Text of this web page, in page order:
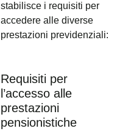
stabilisce i requisiti per
accedere alle diverse
prestazioni previdenziali:
Requisiti per
l’accesso alle
prestazioni
pensionistiche